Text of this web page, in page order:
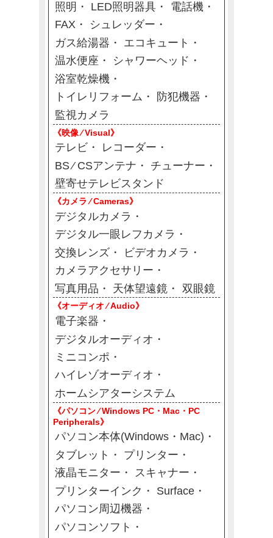
照明
LED照明器具
電話機
FAX
シュレッダー
ガス給湯器
エコキュート
温水便座
シャワーヘッド
浴室乾燥機
トイレリフォーム
防犯機器
監視カメラ
《映像 ⁄ Visual》
テレビ
レコーダー
BS ⁄ CSアンテナ
チューナー
壁寄せテレビスタンド
《カメラ ⁄ Cameras》
デジタルカメラ
デジタル一眼レフカメラ
交換レンズ
ビデオカメラ
カメラアクセサリー
写真用品
天体望遠鏡 双眼鏡
《オーディオ ⁄ Audio》
電子楽器
デジタルオーディオ
ミニコンポ
ハイレゾオーディオ
ホームシアターシステム
《パソコン ⁄ Windows PC・Mac・PC
Peripherals》
パソコン本体(Windows・Mac)
タブレット
プリンター
液晶モニター
スキャナー
プリンターインク
Surface
パソコン周辺機器
パソコンソフト